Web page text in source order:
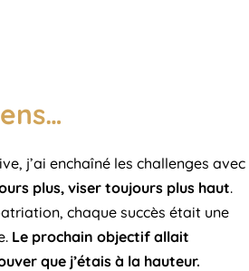
j’ai enchaîné les challenges avec
plus, viser toujours plus haut.
chaque succès était une
Le prochain objectif allait
que j’étais à la hauteur.